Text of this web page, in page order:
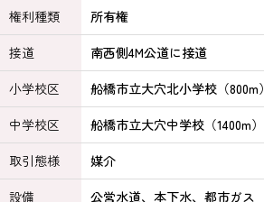
権利種類
所有権
接道
南西側4M公道に接道
小学校区
船橋市立大穴北小学校（800m）
中学校区
船橋市立大穴中学校（1400m）
取引態様
媒介
設備
公営水道、本下水、都市ガス